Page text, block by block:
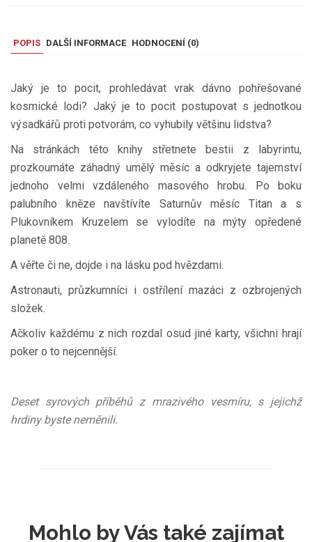
POPIS DALŠÍ INFORMACE HODNOCENÍ (0)
Jaký je to pocit, prohledávat vrak dávno pohřešované
kosmické lodi? Jaký je to pocit postupovat s jednotkou
výsadkářů proti potvorám, co vyhubily většinu lidstva?
Na stránkách této knihy střetnete bestii z labyrintu,
prozkoumáte záhadný umělý měsíc a odkryjete tajemství
jednoho velmi vzdáleného masového hrobu. Po boku
palubního kněze navštívíte Saturnův měsíc Titan a s
Plukovníkem Kruzelem se vylodíte na mýty opředené
planetě 808.
A věřte či ne, dojde i na lásku pod hvězdami.
Astronauti, průzkumníci i ostřílení mazáci z ozbrojených
složek.
Ačkoliv každému z nich rozdal osud jiné karty, všichni hrají
poker o to nejcennější.
Deset syrových příběhů z mrazivého vesmíru, s jejichž
hrdiny byste neměnili.
Mohlo by Vás také zajímat